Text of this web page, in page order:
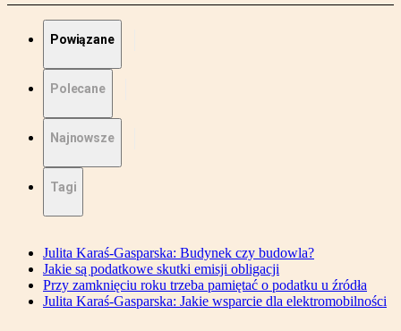
Powiązane
Polecane
Najnowsze
Tagi
Julita Karaś-Gasparska: Budynek czy budowla?
Jakie są podatkowe skutki emisji obligacji
Przy zamknięciu roku trzeba pamiętać o podatku u źródła
Julita Karaś-Gasparska: Jakie wsparcie dla elektromobilności